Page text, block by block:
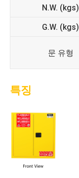
N.W. (kgs)
G.W. (kgs)
문 유형
특징